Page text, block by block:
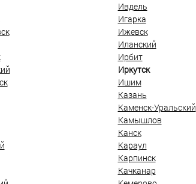
Ивдель
Игарка
Ижевск
Иланский
Ирбит
Иркутск
Ишим
Казань
Каменск-Уральский
Камышлов
Канск
Караул
Карпинск
Качканар